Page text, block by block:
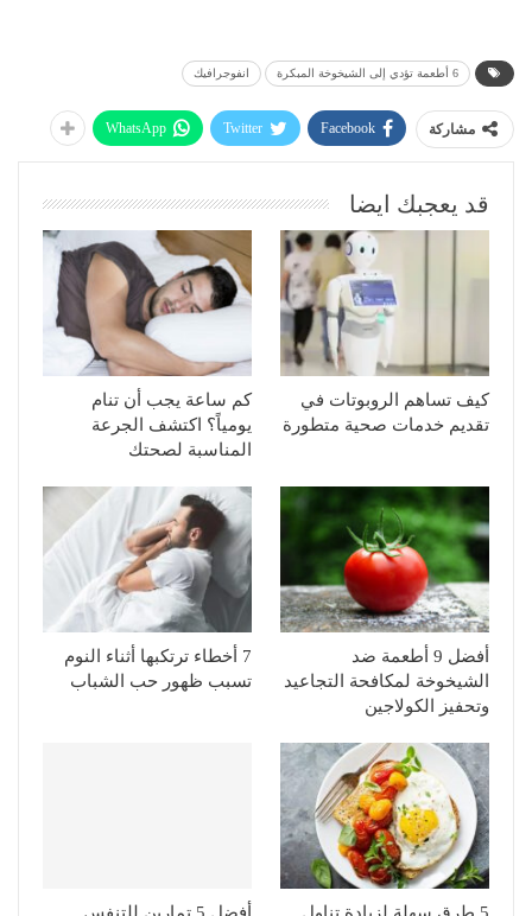
6 أطعمة تؤدي إلى الشيخوخة المبكرة انفوجرافيك
مشاركة Facebook
Twitter
WhatsApp
قد يعجبك ايضا
كيف تساهم الروبوتات في
تقديم خدمات صحية متطورة
كم ساعة يجب أن تنام
يومياً؟ اكتشف الجرعة
المناسبة لصحتك
أفضل 9 أطعمة ضد
الشيخوخة لمكافحة التجاعيد
وتحفيز الكولاجين
7 أخطاء ترتكبها أثناء النوم
تسبب ظهور حب الشباب